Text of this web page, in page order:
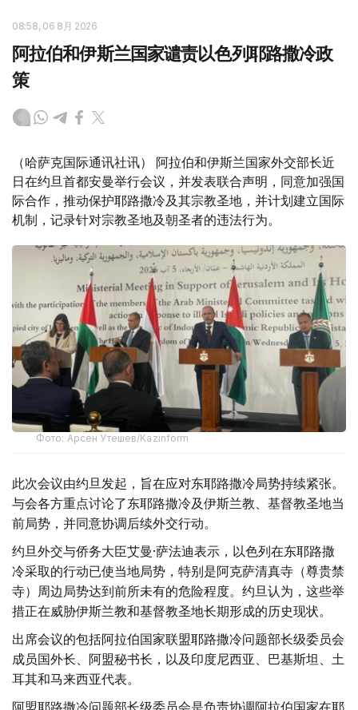
08:58, 06 8月 2026
阿拉伯和伊斯兰国家谴责以色列耶路撒冷政
策
（哈萨克国际通讯社讯） 阿拉伯和伊斯兰国家外交部长近
日在约旦首都安曼举行会议，并发表联合声明，同意加强国
际合作，推动保护耶路撒冷及其宗教圣地，并计划建立国际
机制，记录针对宗教圣地及朝圣者的违法行为。
Фото: Арсен Утешев/Kazinform
此次会议由约旦发起，旨在应对东耶路撒冷局势持续紧张。
与会各方重点讨论了东耶路撒冷及伊斯兰教、基督教圣地当
前局势，并同意协调后续外交行动。
约旦外交与侨务大臣艾曼·萨法迪表示，以色列在东耶路撒
冷采取的行动已使当地局势，特别是阿克萨清真寺（尊贵禁
寺）周边局势达到前所未有的危险程度。约旦认为，这些举
措正在威胁伊斯兰教和基督教圣地长期形成的历史现状。
出席会议的包括阿拉伯国家联盟耶路撒冷问题部长级委员会
成员国外长、阿盟秘书长，以及印度尼西亚、巴基斯坦、土
耳其和马来西亚代表。